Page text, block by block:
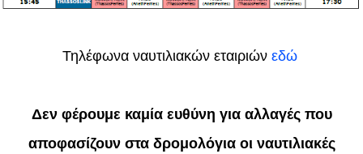
Τηλέφωνα ναυτιλιακών εταιριών εδώ
Δεν φέρουμε καμία ευθύνη για αλλαγές που
αποφασίζουν στα δρομολόγια οι ναυτιλιακές